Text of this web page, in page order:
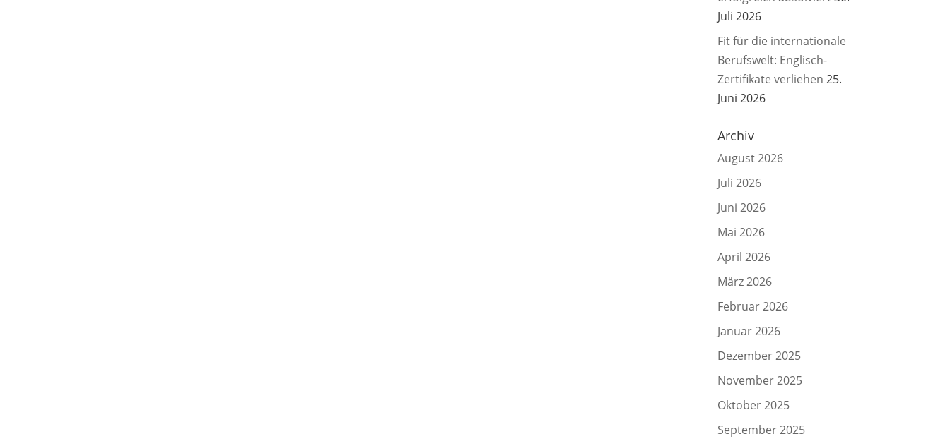
Juli 2026
Fit für die internationale
Berufswelt: Englisch-
Zertifikate verliehen 25.
Juni 2026
Archiv
August 2026
Juli 2026
Juni 2026
Mai 2026
April 2026
März 2026
Februar 2026
Januar 2026
Dezember 2025
November 2025
Oktober 2025
September 2025